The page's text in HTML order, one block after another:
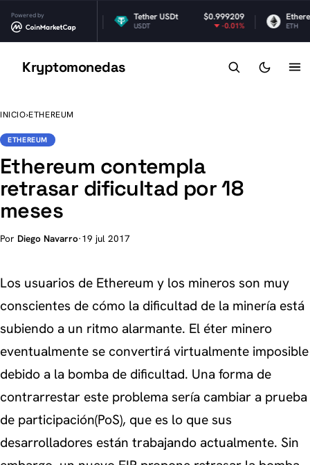
Powered by
-0.24%
Tether USDt $0.999209
USDT -0.01%
Ethereum
ETH
Kryptomonedas
INICIO›ETHEREUM
ETHEREUM
Ethereum contempla
retrasar dificultad por 18
meses
Por Diego Navarro·19 jul 2017
Los usuarios de Ethereum y los mineros son muy
conscientes de cómo la dificultad de la minería está
subiendo a un ritmo alarmante. El éter minero
eventualmente se convertirá virtualmente imposible
debido a la bomba de dificultad. Una forma de
contrarrestar este problema sería cambiar a prueba
de participación(PoS), que es lo que sus
desarrolladores están trabajando actualmente. Sin